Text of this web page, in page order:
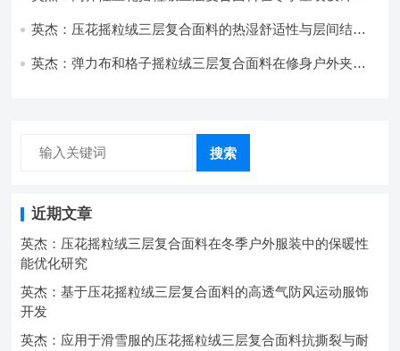
英杰：压花摇粒绒三层复合面料的热湿舒适性与层间结合
英杰：弹力布和格子摇粒绒三层复合面料在修身户外夹克
搜索
近期文章
英杰：压花摇粒绒三层复合面料在冬季户外服装中的保暖性
能优化研究
英杰：基于压花摇粒绒三层复合面料的高透气防风运动服饰
开发
英杰：应用于滑雪服的压花摇粒绒三层复合面料抗撕裂与耐